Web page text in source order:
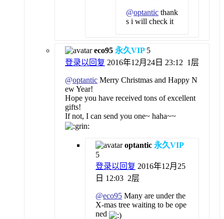
@optantic thank
s i will check it
eco95 永久VIP 5
登录以回复 2016年12月24日 23:12 1层
@optantic Merry Christmas and Happy N
ew Year!
Hope you have received tons of excellent
gifts!
If not, I can send you one~ haha~~
optantic 永久VIP
5
登录以回复 2016年12月25
日 12:03 2层
@eco95 Many are under the
X-mas tree waiting to be ope
ned